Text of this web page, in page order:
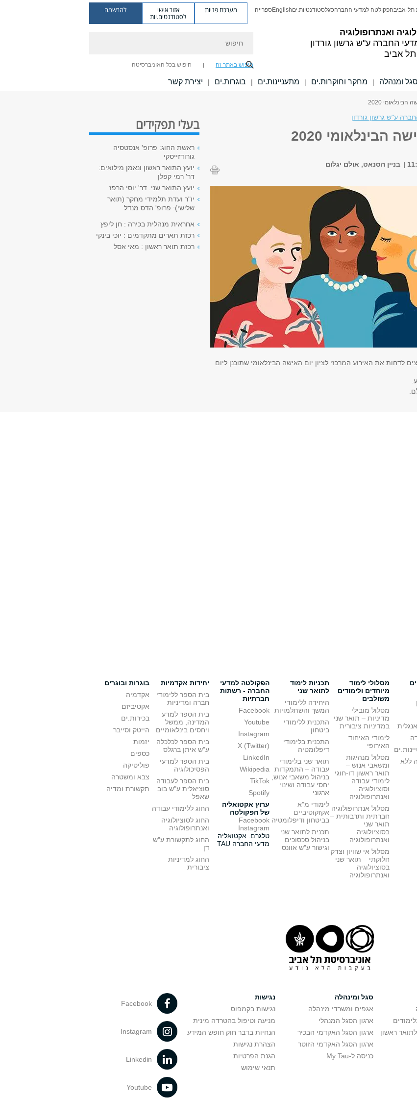
ואנתרופולוגיה
החברה ע"ש גרשון גורדון
תל אביב
תל-אביבהפקולטה למדעי החברהסגלסטודנטיות.יםEnglishספרייה מערכת פניות אזור אישי
לסטודנטים.יות
להרשמה
חיפוש באתר זה חיפוש בכל האוניברסיטה
סגל ומנהלה | מחקר וחוקרות.ים | מתעניינות.ים | בוגרות.ים | יצירת קשר
2020
ע"ש גרשון גורדון
הבינלאומי 2020
בניין הסנאט, אולם יגלום
לדחות את האירוע המרכזי לציון יום האישה הבינלאומי שתוכנן ליום
בעלי תפקידים
ראשת החוג: פרופ' אנסטסיה
גורודזייסקי
יועץ התואר ראשון ונאמן מילואים:
דר' רמי קפלן
יועץ התואר שני: דר' יוסי הרפז
יו"ר ועדת תלמידי מחקר (תואר
שלישי): פרופ' הדס מנדל
אחראית מנהלית בכירה : חן ליפץ
רכזת תארים מתקדמים : יוכי בינקי
רכזת תואר ראשון : מאי אסל
ללא
מסלולי לימוד
מיוחדים ולימודים
משולבים
מסלול מובילי
מדיניות – תואר שני
במדיניות ציבורית
לימודי האיחוד
האירופי
מסלול מנהיגות
ומשאבי אנוש –
תואר ראשון דו-חוגי
לימודי עבודה
וסוציולוגיה
ואנתרופולוגיה
מסלול אנתרופולוגיה
חברתית ותרבותית –
תואר שני
בסוציולוגיה
ואנתרופולוגיה
מסלול אי שוויון וצדק
חלוקתי – תואר שני
בסוציולוגיה
ואנתרופולוגיה
תכניות לימוד
לתואר שני
היחידה ללימודי
המשך והשתלמויות
התכנית ללימודי
ביטחון
התכנית בלימודי
דיפלומטיה
תואר שני בלימודי
עבודה – התמקדות
בניהול משאבי אנוש,
יחסי עבודה ושינוי
ארגוני
לימודי מ"א
אקזקוטיביים
בביטחון ודיפלומטיה
תכנית לתואר שני
בניהול סכסוכים
וגישור ע"ש אוונס
הפקולטה למדעי
החברה - רשתות
חברתיות
Facebook
Youtube
Instagram
X (Twitter)
LinkedIn
Wikipedia
TikTok
Spotify
ערוץ אקטואליה
של הפקולטה
Facebook
Instagram
טלגרם: אקטואליה
מדעי החברה TAU
יחידות אקדמיות
בית הספר ללימודי
חברה ומדיניות
בית הספר למדע
המדינה, ממשל
ויחסים בינלאומיים
בית הספר לכלכלה
ע"ש איתן ברגלס
בית הספר למדעי
הפסיכולוגיה
בית הספר לעבודה
סוציאלית ע"ש בוב
שאפל
החוג ללימודי עבודה
החוג לסוציולוגיה
ואנתרופולוגיה
החוג לתקשורת ע"ש
דן
החוג למדיניות
ציבורית
בוגרות ובוגרים
אקדמיה
אקטיביזם
בכירות.ים
הייטק וסייבר
יזמות
כספים
פוליטיקה
צבא ומשטרה
תקשורת ומדיה
ראשון
סגל ומינהלה
אגפים ומשרדי מינהלה
ארגון הסגל המנהלי
ארגון הסגל האקדמי הבכיר
ארגון הסגל האקדמי הזוטר
כניסה ל-My Tau
נגישות
נגישות בקמפוס
מניעה וטיפול בהטרדה מינית
הנחיות בדבר חוק חופש המידע
הצהרת נגישות
הגנת הפרטיות
תנאי שימוש
Facebook
Instagram
Linkedin
Youtube